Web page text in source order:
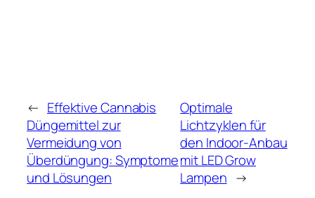
← Effektive Cannabis
Düngemittel zur
Vermeidung von
Überdüngung: Symptome
und Lösungen
Optimale
Lichtzyklen für
den Indoor-Anbau
mit LED Grow
Lampen →